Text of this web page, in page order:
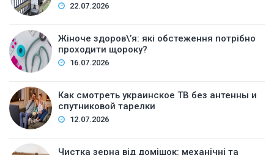
22.07.2026
Жіноче здоров\’я: які обстеження потрібно
проходити щороку?
16.07.2026
Как смотреть украинское ТВ без антенны и
спутниковой тарелки
12.07.2026
Чистка зерна від домішок: механічні та